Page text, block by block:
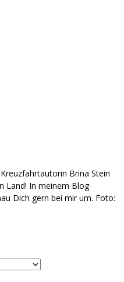
Brina Stein
Land! In meinem Blog
Dich gern bei mir um. Foto: